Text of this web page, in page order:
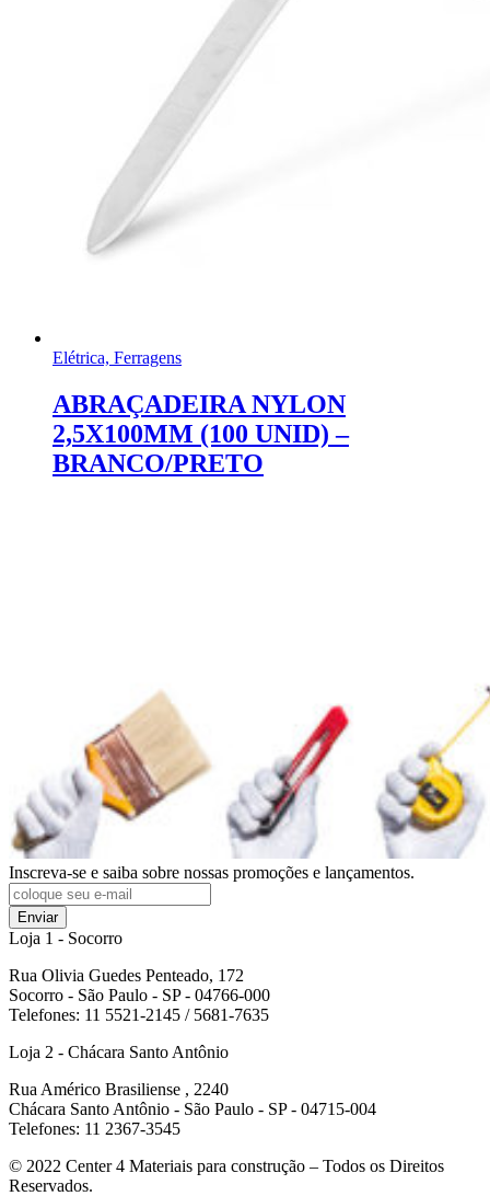
Elétrica, Ferragens
ABRAÇADEIRA NYLON
2,5X100MM (100 UNID) –
BRANCO/PRETO
Inscreva-se e saiba sobre nossas promoções e lançamentos.
Enviar
Loja 1 - Socorro
Rua Olivia Guedes Penteado, 172
Socorro - São Paulo - SP - 04766-000
Telefones: 11 5521-2145 / 5681-7635
Loja 2 - Chácara Santo Antônio
Rua Américo Brasiliense , 2240
Chácara Santo Antônio - São Paulo - SP - 04715-004
Telefones: 11 2367-3545
© 2022 Center 4 Materiais para construção – Todos os Direitos
Reservados.